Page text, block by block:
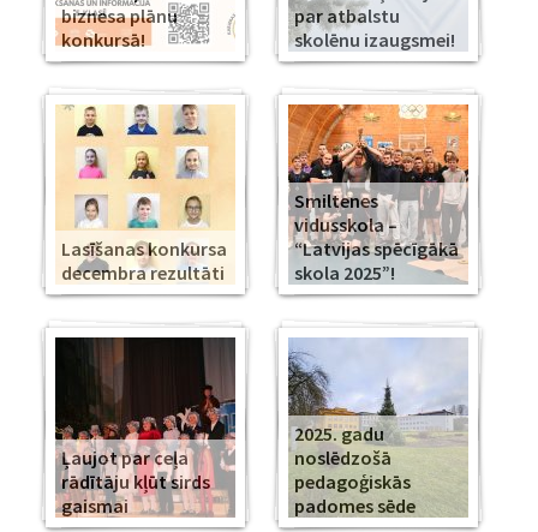
biznesa plānu
konkursā!
par atbalstu
skolēnu izaugsmei!
Lasīšanas konkursa
decembra rezultāti
Smiltenes
vidusskola –
“Latvijas spēcīgākā
skola 2025”!
Ļaujot par ceļa
rādītāju kļūt sirds
gaismai
2025. gadu
noslēdzošā
pedagoģiskās
padomes sēde